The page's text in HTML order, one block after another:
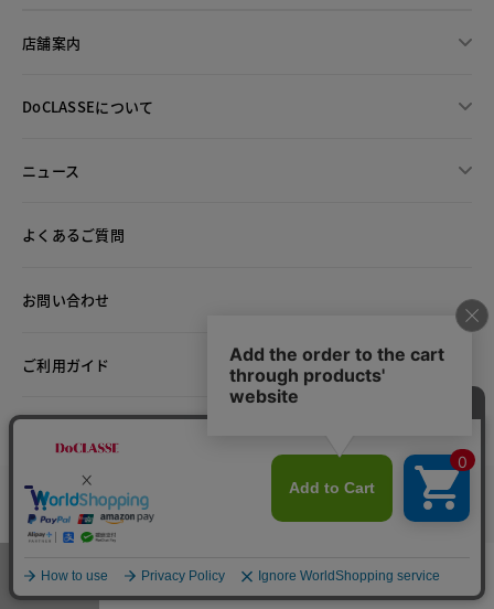
カラー・サイズを選択する
店舗案内
DoCLASSEについて
ニュース
よくあるご質問
お問い合わせ
ご利用ガイド
お直しサービス 心を込めたギフト
会員サービス